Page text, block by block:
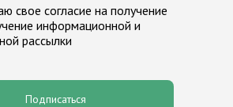
свое согласие на получение
информационной и
рассылки
Подписаться
Лига исторических игр